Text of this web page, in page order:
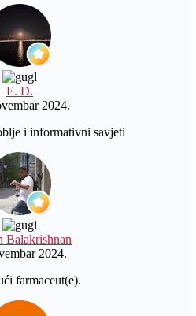
E. D.
2024.
i informativni savjeti
Balakrishnan
2024.
farmaceut(e).